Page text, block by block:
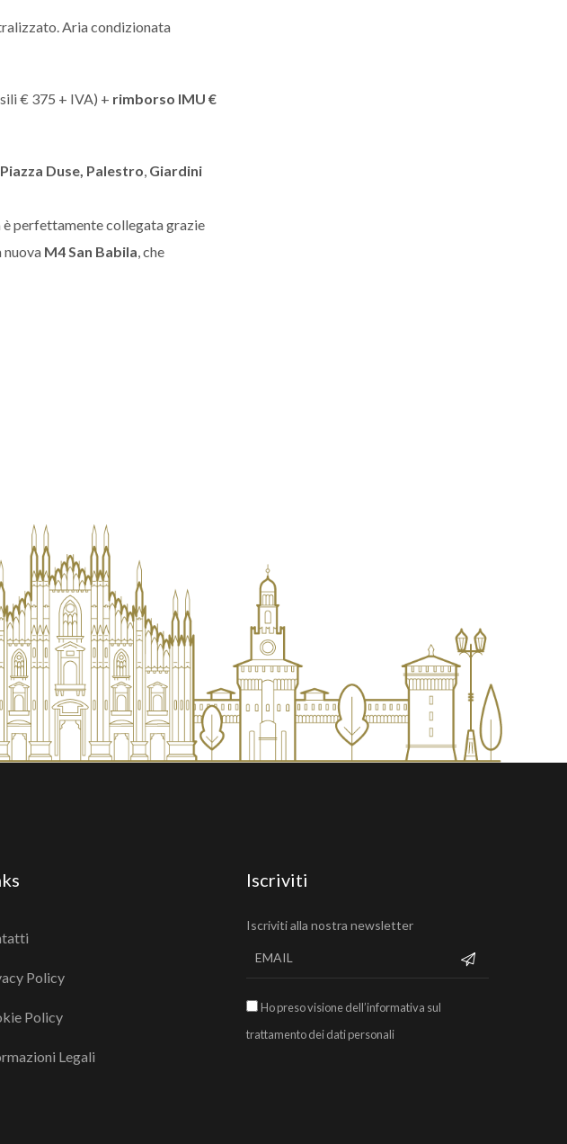
Aria condizionata
€ 375 + IVA) + rimborso IMU €
Piazza Duse, Palestro, Giardini
perfettamente collegata grazie
nuova M4 San Babila, che
Policy
Policy
Legali
Iscriviti
Iscriviti alla nostra newsletter
Ho preso visione dell’informativa sul
trattamento dei dati personali